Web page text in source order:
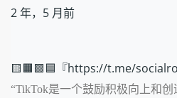
2 年，5 月前
🟨🟧🟩🟦『https://t.me/
“TikTok是一个鼓励积极向上和